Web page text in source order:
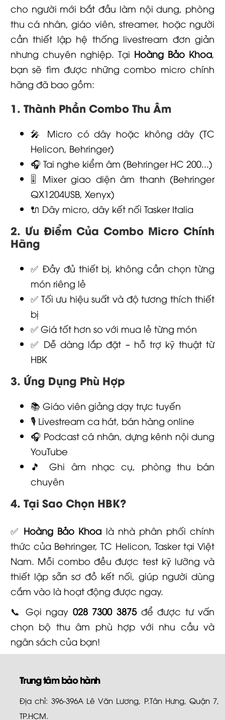
cho người mới bắt đầu làm nội dung, phòng
thu cá nhân, giáo viên, streamer, hoặc người
cần thiết lập hệ thống livestream đơn giản
nhưng chuyên nghiệp. Tại Hoàng Bảo Khoa,
bạn sẽ tìm được những combo micro chính
hãng đã bao gồm:
1. Thành Phần Combo Thu Âm
🎤 Micro có dây hoặc không dây (TC
Helicon, Behringer)
🎧 Tai nghe kiểm âm (Behringer HC 200...)
🎚️ Mixer giao diện âm thanh (Behringer
QX1204USB, Xenyx)
🔌 Dây micro, dây kết nối Tasker Italia
2. Ưu Điểm Của Combo Micro Chính
Hãng
✅ Đầy đủ thiết bị, không cần chọn từng
món riêng lẻ
✅ Tối ưu hiệu suất và độ tương thích thiết
bị
✅ Giá tốt hơn so với mua lẻ từng món
✅ Dễ dàng lắp đặt – hỗ trợ kỹ thuật từ
HBK
3. Ứng Dụng Phù Hợp
📚 Giáo viên giảng dạy trực tuyến
🎙️ Livestream ca hát, bán hàng online
🎧 Podcast cá nhân, dựng kênh nội dung
YouTube
🎵 Ghi âm nhạc cụ, phòng thu bán
chuyên
4. Tại Sao Chọn HBK?
✅ Hoàng Bảo Khoa là nhà phân phối chính
thức của Behringer, TC Helicon, Tasker tại Việt
Nam. Mỗi combo đều được test kỹ lưỡng và
thiết lập sẵn sơ đồ kết nối, giúp người dùng
cắm vào là hoạt động được ngay.
📞 Gọi ngay 028 7300 3875để được tư vấn
chọn bộ thu âm phù hợp với nhu cầu và
ngân sách của bạn!
Trung tâm bảo hành
Địa chỉ: 396-396A Lê Văn Lương, P.Tân Hưng, Quận 7,
TP.HCM.